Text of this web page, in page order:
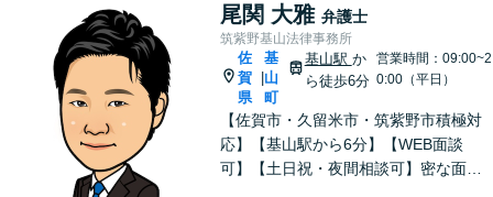
尾関 大雅 弁護士
筑紫野基山法律事務所
佐
賀
県
基
山
町
基山駅 か
ら徒歩6分
営業時間：09:00~2
0:00（平日）
【佐賀市・久留米市・筑紫野市積極対
応】【基山駅から6分】【WEB面談
可】【土日祝・夜間相談可】密な面談